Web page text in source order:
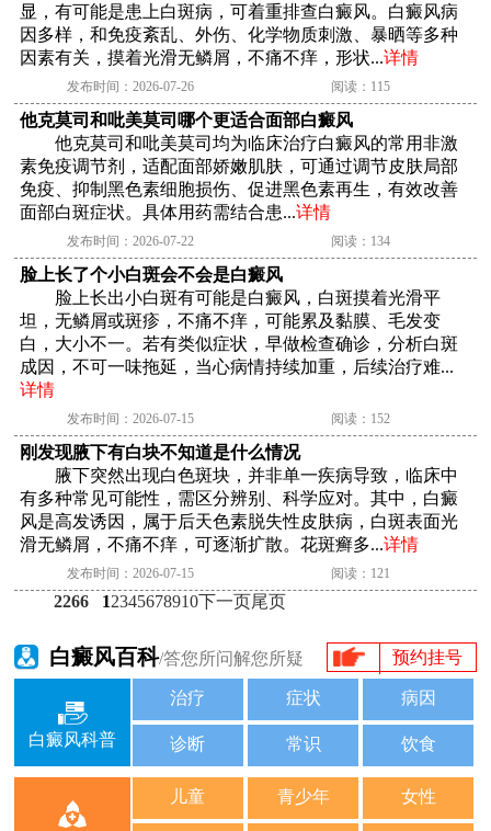
显，有可能是患上白斑病，可着重排查白癜风。白癜风病
因多样，和免疫紊乱、外伤、化学物质刺激、暴晒等多种
因素有关，摸着光滑无鳞屑，不痛不痒，形状...详情
发布时间：2026-07-26 阅读：115
他克莫司和吡美莫司哪个更适合面部白癜风
他克莫司和吡美莫司均为临床治疗白癜风的常用非激
素免疫调节剂，适配面部娇嫩肌肤，可通过调节皮肤局部
免疫、抑制黑色素细胞损伤、促进黑色素再生，有效改善
面部白斑症状。具体用药需结合患...详情
发布时间：2026-07-22 阅读：134
脸上长了个小白斑会不会是白癜风
脸上长出小白斑有可能是白癜风，白斑摸着光滑平
坦，无鳞屑或斑疹，不痛不痒，可能累及黏膜、毛发变
白，大小不一。若有类似症状，早做检查确诊，分析白斑
成因，不可一味拖延，当心病情持续加重，后续治疗难...
详情
发布时间：2026-07-15 阅读：152
刚发现腋下有白块不知道是什么情况
腋下突然出现白色斑块，并非单一疾病导致，临床中
有多种常见可能性，需区分辨别、科学应对。其中，白癜
风是高发诱因，属于后天色素脱失性皮肤病，白斑表面光
滑无鳞屑，不痛不痒，可逐渐扩散。花斑癣多...详情
发布时间：2026-07-15 阅读：121
2266 12345678910下一页尾页
白癜风百科/答您所问解您所疑 预约挂号
白癜风科普
治疗 症状 病因
诊断 常识 饮食
儿童 青少年 女性